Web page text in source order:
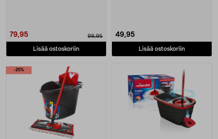
79,95 99,95
Lisää ostoskoriin
49,95
Lisää ostoskoriin
-25%